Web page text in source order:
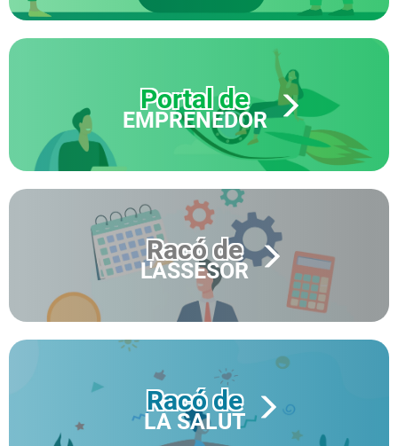
Portal de
EMPRENEDOR
Racó de
L'ASSESOR
Racó de
LA SALUT